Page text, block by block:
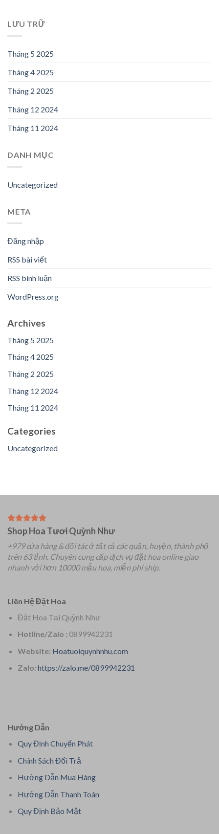
LƯU TRỮ
Tháng 5 2025
Tháng 4 2025
Tháng 2 2025
Tháng 12 2024
Tháng 11 2024
DANH MỤC
Uncategorized
META
Đăng nhập
RSS bài viết
RSS bình luận
WordPress.org
Archives
Tháng 5 2025
Tháng 4 2025
Tháng 2 2025
Tháng 12 2024
Tháng 11 2024
Categories
Uncategorized
Shop Hoa Tươi Quỳnh Như
+979 cửa hàng & đối tác ở tất cả các quận, huyện, thành phố
trên 63 tỉnh. Chuyên cung cấp dịch vụ đặt hoa online giao
nhanh với hơn 10000 mẫu hoa, miễn phí ship.
Liên Hệ Đặt Hoa
Đặt Hoa Tại Quỳnh Như
Hotline/Zalo : 0899942231
Website: Hoatuoiquynhnhu.com
Zalo: https://zalo.me/0899942231
Hướng Dẫn
Quy Định Chuyển Phát
Chính Sách Đổi Trả
Hướng Dẫn Mua Hàng
Hướng Dẫn Thanh Toán
Quy Định Bảo Mật